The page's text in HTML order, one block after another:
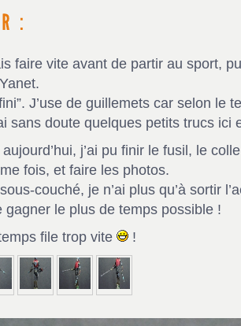
faire vite avant de partir au sport,
J’use de guillemets car selon le
sans doute quelques petits trucs ici
j’ai pu finir le fusil, le
fois, et faire les photos.
couché, je n’ai plus qu’à sortir
gagner le plus de temps possible !
file trop vite
!